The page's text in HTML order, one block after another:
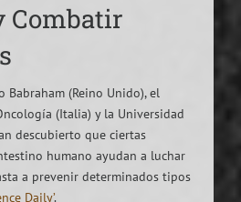
Combatir
(Reino Unido), el
(Italia) y la Universidad
descubierto que ciertas
humano ayudan a luchar
a prevenir determinados tipos
Daily’.